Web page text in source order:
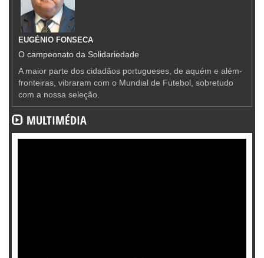
EUGÉNIO FONSECA
O campeonato da Solidariedade
A maior parte dos cidadãos portugueses, de aquém e além-
fronteiras, vibraram com o Mundial de Futebol, sobretudo
com a nossa seleção.
MULTIMÉDIA